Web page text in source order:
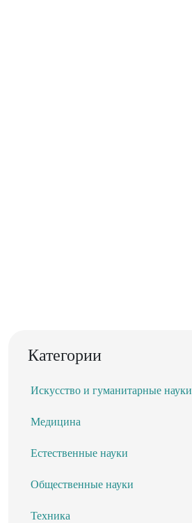
Категории
Искусство и гуманитарные науки
Медицина
Естественные науки
Общественные науки
Техника